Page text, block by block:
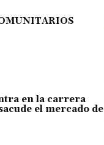
en la carrera
el mercado de